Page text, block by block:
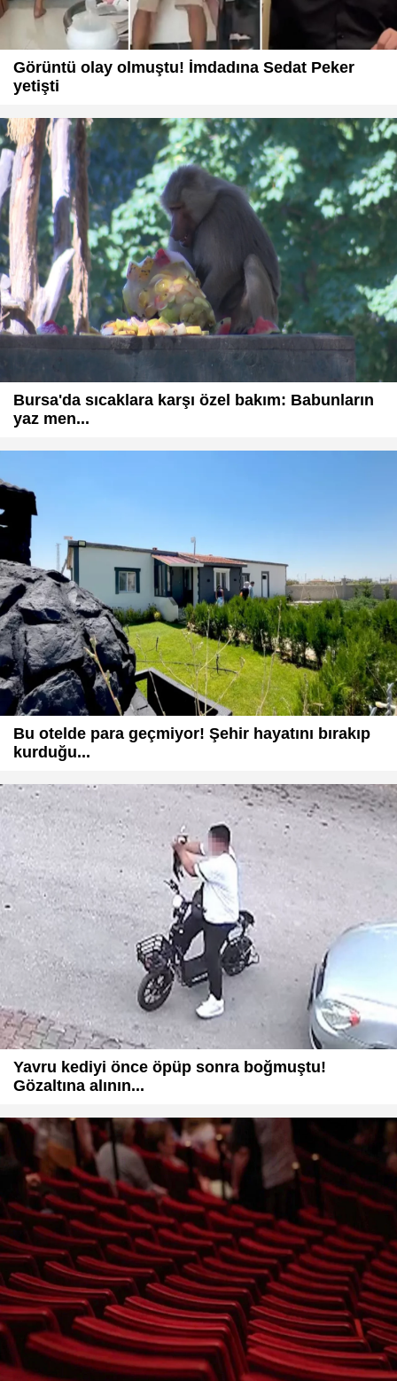
Görüntü olay olmuştu! İmdadına Sedat Peker
yetişti
Bursa'da sıcaklara karşı özel bakım: Babunların
yaz men...
Bu otelde para geçmiyor! Şehir hayatını bırakıp
kurduğu...
Yavru kediyi önce öpüp sonra boğmuştu!
Gözaltına alının...